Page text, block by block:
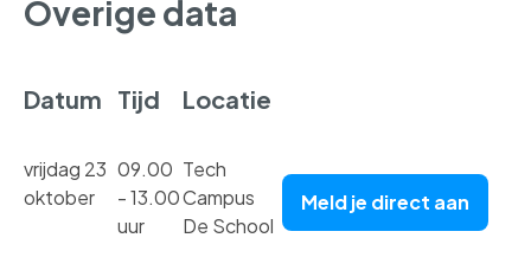
Overige data
Datum Tijd Locatie
vrijdag 23
oktober
09.00
- 13.00
uur
Tech
Campus
De School
Meld je direct aan